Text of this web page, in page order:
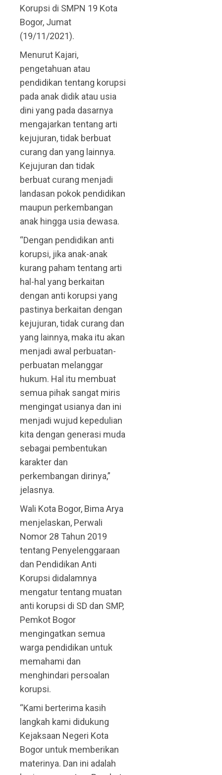
Korupsi di SMPN 19 Kota
Bogor, Jumat
(19/11/2021).
Menurut Kajari,
pengetahuan atau
pendidikan tentang korupsi
pada anak didik atau usia
dini yang pada dasarnya
mengajarkan tentang arti
kejujuran, tidak berbuat
curang dan yang lainnya.
Kejujuran dan tidak
berbuat curang menjadi
landasan pokok pendidikan
maupun perkembangan
anak hingga usia dewasa.
“Dengan pendidikan anti
korupsi, jika anak-anak
kurang paham tentang arti
hal-hal yang berkaitan
dengan anti korupsi yang
pastinya berkaitan dengan
kejujuran, tidak curang dan
yang lainnya, maka itu akan
menjadi awal perbuatan-
perbuatan melanggar
hukum. Hal itu membuat
semua pihak sangat miris
mengingat usianya dan ini
menjadi wujud kepedulian
kita dengan generasi muda
sebagai pembentukan
karakter dan
perkembangan dirinya,”
jelasnya.
Wali Kota Bogor, Bima Arya
menjelaskan, Perwali
Nomor 28 Tahun 2019
tentang Penyelenggaraan
dan Pendidikan Anti
Korupsi didalamnya
mengatur tentang muatan
anti korupsi di SD dan SMP,
Pemkot Bogor
mengingatkan semua
warga pendidikan untuk
memahami dan
menghindari persoalan
korupsi.
“Kami berterima kasih
langkah kami didukung
Kejaksaan Negeri Kota
Bogor untuk memberikan
materinya. Dan ini adalah